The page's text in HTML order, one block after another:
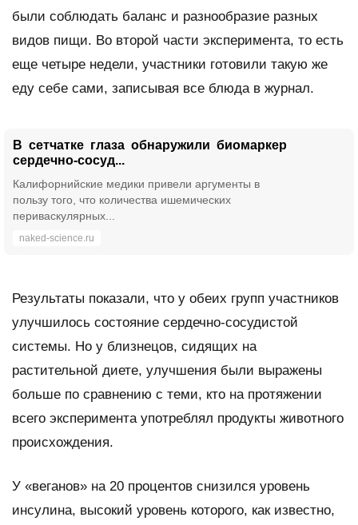
были соблюдать баланс и разнообразие разных
видов пищи. Во второй части эксперимента, то есть
еще четыре недели, участники готовили такую же
еду себе сами, записывая все блюда в журнал.
В сетчатке глаза обнаружили биомаркер
сердечно-сосуд...
Калифорнийские медики привели аргументы в
пользу того, что количества ишемических
периваскулярных...
naked-science.ru
Результаты показали, что у обеих групп участников
улучшилось состояние сердечно-сосудистой
системы. Но у близнецов, сидящих на
растительной диете, улучшения были выражены
больше по сравнению с теми, кто на протяжении
всего эксперимента употреблял продукты животного
происхождения.
У «веганов» на 20 процентов снизился уровень
инсулина, высокий уровень которого, как известно,